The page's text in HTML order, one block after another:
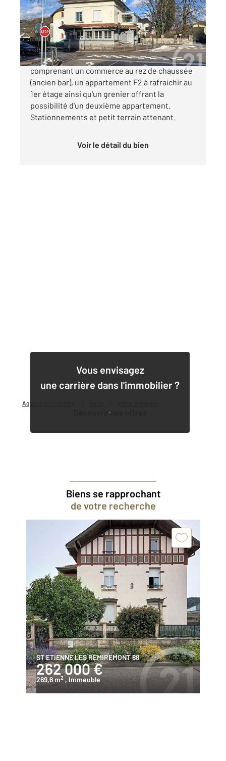
Agence immobilière
Immeuble à vendre
139 900 €
LE THILLOT Immeuble situé au centre ville
comprenant un commerce au rez de chaussée
(ancien bar), un appartement F2 à rafraichir au
1er étage ainsi qu'un grenier offrant la
possibilité d'un deuxième appartement.
Stationnements et petit terrain attenant.
Voir le détail du bien
Vous envisagez
une carrière dans l'immobilier ?
Découvrir nos offres
Biens se rapprochant
de votre recherche
ST ETIENNE LES REMIREMONT 88
262 000 €
269,6 m2 , Immeuble